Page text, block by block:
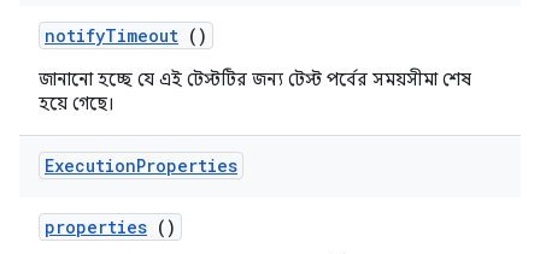
notifyTimeout ()
জানানো হচ্ছে যে এই টেস্টটির জন্য টেস্ট পর্বের সময়সীমা শেষ
হয়ে গেছে।
ExecutionProperties
properties ()